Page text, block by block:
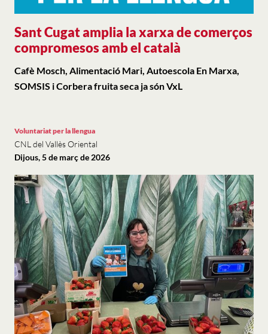
Sant Cugat amplia la xarxa de comerços
compromesos amb el català
Cafè Mosch, Alimentació Mari, Autoescola En Marxa,
SOMSIS i Corbera fruita seca ja són VxL
Voluntariat per la llengua
CNL del Vallès Oriental
Dijous, 5 de març de 2026